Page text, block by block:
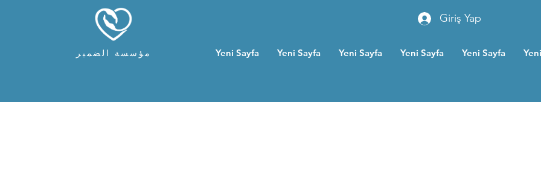
مؤسسة الضمير
Giriş Yap
Yeni Sayfa Yeni Sayfa Yeni Sayfa Yeni Sayfa Yeni Sayfa